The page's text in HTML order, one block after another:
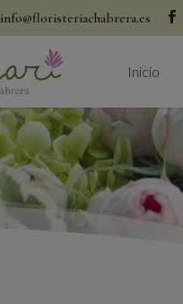
info@floristeriachabrera.es
Inicio